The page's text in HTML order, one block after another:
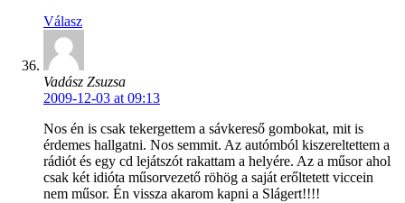
Válasz
Vadász Zsuzsa
2009-12-03 at 09:13
Nos én is csak tekergettem a sávkereső gombokat, mit is
érdemes hallgatni. Nos semmit. Az autómból kiszereltettem a
rádiót és egy cd lejátszót rakattam a helyére. Az a műsor ahol
csak két idióta műsorvezető röhög a saját erőltetett viccein
nem műsor. Én vissza akarom kapni a Slágert!!!!